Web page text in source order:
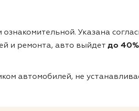
Указана
и ремонта, авто выйдет до
автомобилей, не